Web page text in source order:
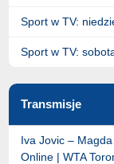
Sport w TV:
Sport w TV:
Transmisje
Iva Jovic –
Online | WTA